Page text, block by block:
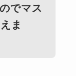
でマス
ま